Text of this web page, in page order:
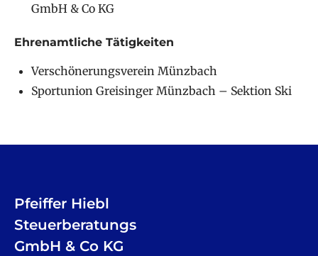
GmbH & Co KG
Ehrenamtliche Tätigkeiten
Verschönerungsverein Münzbach
Sportunion Greisinger Münzbach – Sektion Ski
Pfeiffer Hiebl
Steuerberatungs
GmbH & Co KG